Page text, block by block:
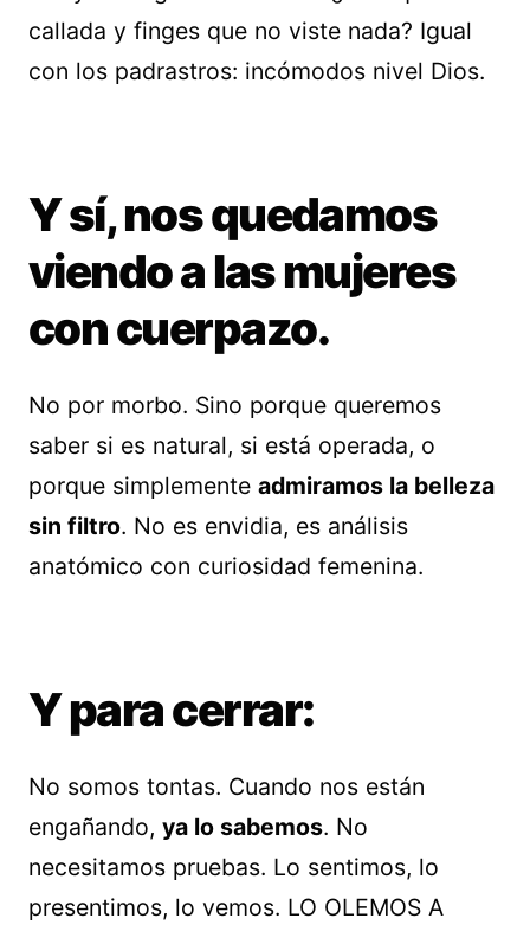
callada y finges que no viste nada? Igual
con los padrastros: incómodos nivel Dios.
Y sí, nos quedamos
viendo a las mujeres
con cuerpazo.
No por morbo. Sino porque queremos
saber si es natural, si está operada, o
porque simplemente admiramos la belleza
sin filtro. No es envidia, es análisis
anatómico con curiosidad femenina.
Y para cerrar:
No somos tontas. Cuando nos están
engañando, ya lo sabemos. No
necesitamos pruebas. Lo sentimos, lo
presentimos, lo vemos. LO OLEMOS A